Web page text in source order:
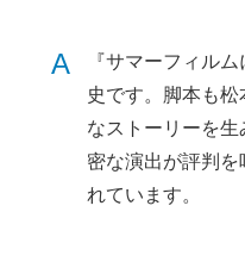
A
『サマーフィル
史です。脚本も
なストーリーを
密な演出が評判を
れています。